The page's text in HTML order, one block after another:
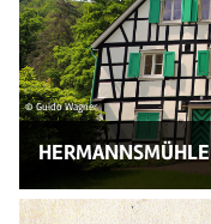
© Guido Wagner
HERMANNSMÜHLE